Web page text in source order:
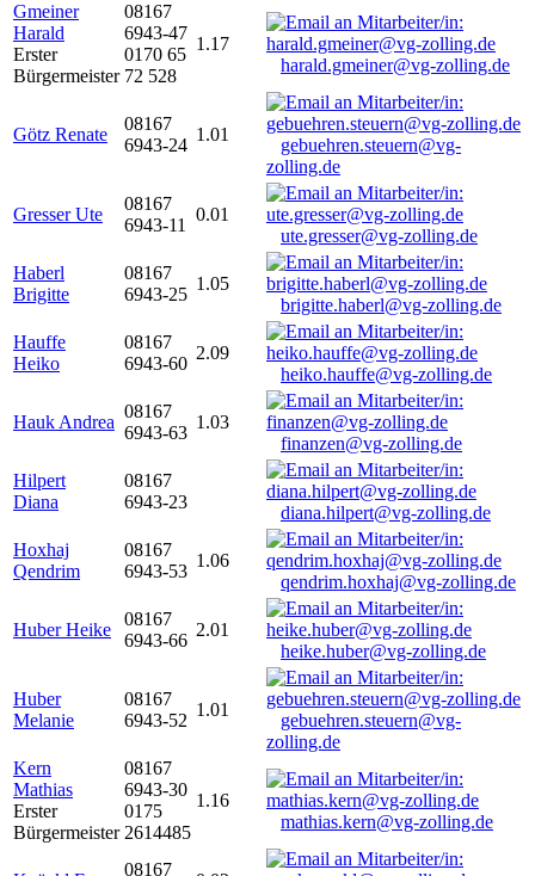
Gmeiner
Harald
Erster
Bürgermeister
08167
6943-47
0170 65
72 528
1.17
harald.gmeiner@vg-zolling.de
Götz Renate
08167
6943-24
1.01
gebuehren.steuern@vg-
zolling.de
Gresser Ute
08167
6943-11
0.01
ute.gresser@vg-zolling.de
Haberl
Brigitte
08167
6943-25
1.05
brigitte.haberl@vg-zolling.de
Hauffe
Heiko
08167
6943-60
2.09
heiko.hauffe@vg-zolling.de
Hauk Andrea
08167
6943-63
1.03
finanzen@vg-zolling.de
Hilpert
Diana
08167
6943-23
diana.hilpert@vg-zolling.de
Hoxhaj
Qendrim
08167
6943-53
1.06
qendrim.hoxhaj@vg-zolling.de
Huber Heike
08167
6943-66
2.01
heike.huber@vg-zolling.de
Huber
Melanie
08167
6943-52
1.01
gebuehren.steuern@vg-
zolling.de
Kern
Mathias
Erster
Bürgermeister
08167
6943-30
0175
2614485
1.16
mathias.kern@vg-zolling.de
08167